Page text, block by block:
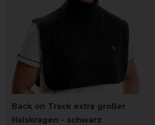
Back on Track extra großer
Halskragen - schwarz